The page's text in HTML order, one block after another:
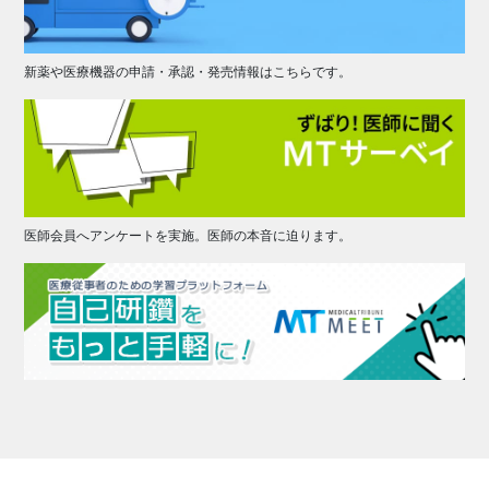
新薬や医療機器の申請・承認・発売情報はこちらです。
医師会員へアンケートを実施。医師の本音に迫ります。